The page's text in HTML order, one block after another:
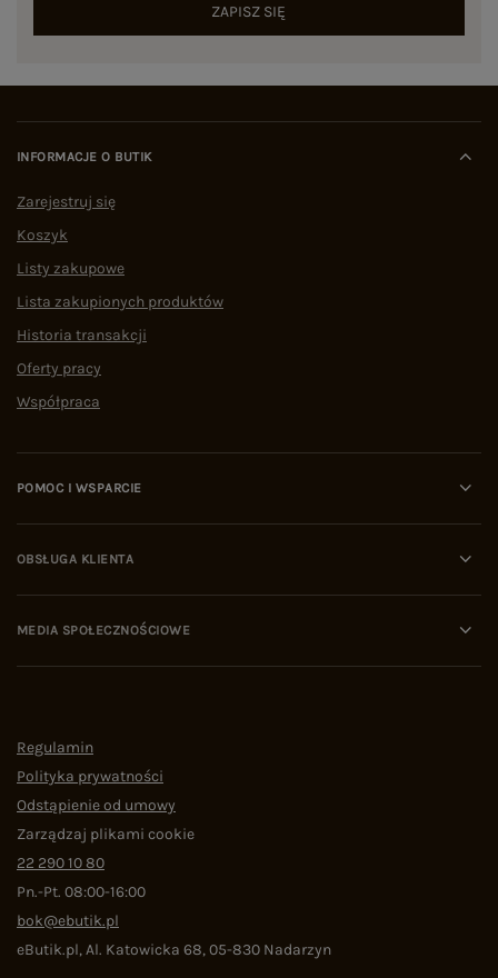
ZAPISZ SIĘ
INFORMACJE O BUTIK
Zarejestruj się
Koszyk
Listy zakupowe
Lista zakupionych produktów
Historia transakcji
Oferty pracy
Współpraca
POMOC I WSPARCIE
OBSŁUGA KLIENTA
MEDIA SPOŁECZNOŚCIOWE
Regulamin
Polityka prywatności
Odstąpienie od umowy
Zarządzaj plikami cookie
22 290 10 80
Pn.-Pt. 08:00-16:00
bok@ebutik.pl
eButik.pl,Al. Katowicka 68,05-830 Nadarzyn